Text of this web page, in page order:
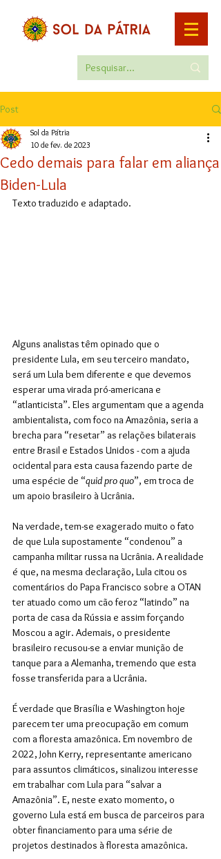
Post
Cedo demais para falar em aliança
Biden-Lula
Sol da Pátria
10 de fev. de 2023
Texto traduzido e adaptado.
Alguns analistas têm opinado que o
presidente Lula, em seu terceiro mandato,
será um Lula bem diferente e que devemos
esperar uma virada pró-americana e
“atlanticista”. Eles argumentam que a agenda
ambientalista, com foco na Amazônia, seria a
brecha para “resetar” as relações bilaterais
entre Brasil e Estados Unidos - com a ajuda
ocidental para esta causa fazendo parte de
uma espécie de “quid pro quo”, em troca de
um apoio brasileiro à Ucrânia.
Na verdade, tem-se exagerado muito o fato
de que Lula supostamente “condenou” a
campanha militar russa na Ucrânia. A realidade
é que, na mesma declaração, Lula citou os
comentários do Papa Francisco sobre a OTAN
ter atuado como um cão feroz “latindo” na
porta de casa da Rússia e assim forçando
Moscou a agir. Ademais, o presidente
brasileiro recusou-se a enviar munição de
tanque para a Alemanha, tremendo que esta
fosse transferida para a Ucrânia.
É verdade que Brasília e Washington hoje
parecem ter uma preocupação em comum
com a floresta amazônica. Em novembro de
2022, John Kerry, representante americano
para assuntos climáticos, sinalizou interesse
em trabalhar com Lula para “salvar a
Amazônia”. E, neste exato momento, o
governo Lula está em busca de parceiros para
obter financiamento para uma série de
projetos destinados à floresta amazônica.